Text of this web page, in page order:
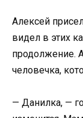
Алексей
видел в этих
продолжение.
человечка,
— Данилка, —